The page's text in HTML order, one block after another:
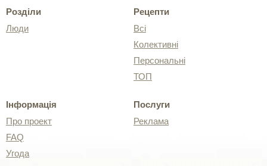
Розділи
Люди
Рецепти
Всі
Колективні
Персональні
ТОП
Інформація
Про проект
FAQ
Угода
Послуги
Реклама